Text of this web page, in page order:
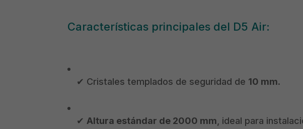
Características principales del D5 Air:
✔ Cristales templados de seguridad de 10 mm.
✔ Altura estándar de 2000 mm , ideal para